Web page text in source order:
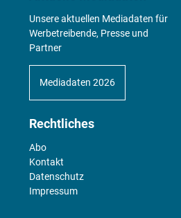
Unsere aktuellen Mediadaten für
Werbetreibende, Presse und
Partner
Mediadaten 2026
Rechtliches
Abo
Kontakt
Datenschutz
Impressum